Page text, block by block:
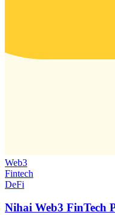
Web3
Fintech
DeFi
Nihai Web3 FinTech